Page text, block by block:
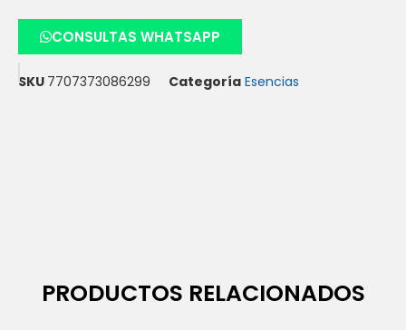
CONSULTAS WHATSAPP
SKU 7707373086299 Categoría Esencias
PRODUCTOS RELACIONADOS